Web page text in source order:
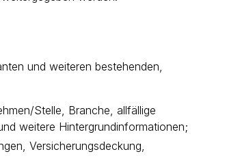
und weiteren bestehenden,
Stelle, Branche, allfällige
weitere Hintergrundinformationen;
Versicherungsdeckung,